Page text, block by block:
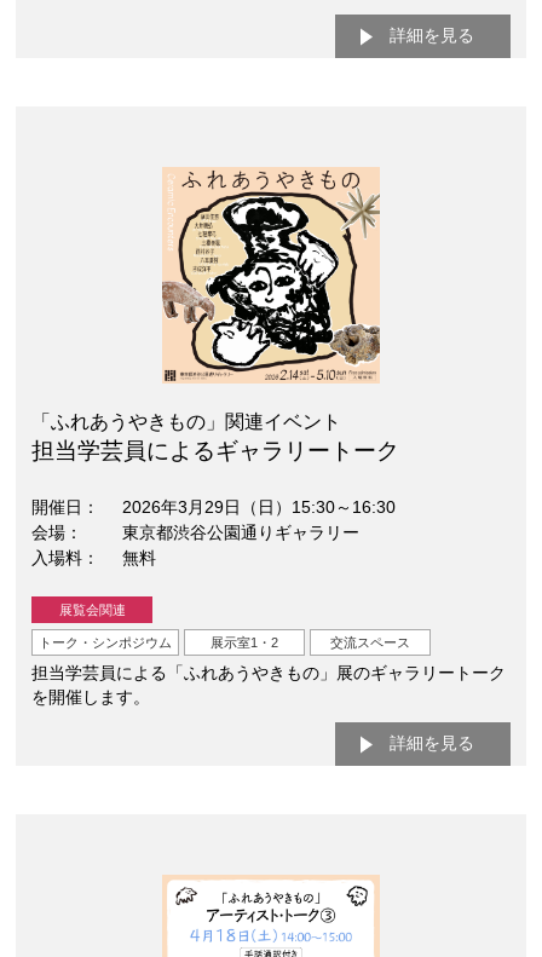
詳細を見る
「ふれあうやきもの」関連イベント
担当学芸員によるギャラリートーク
開催日
2026年3月29日（日）15:30～16:30
会場
東京都渋谷公園通りギャラリー
入場料
無料
展覧会関連
トーク・シンポジウム 展示室1・2 交流スペース
担当学芸員による「ふれあうやきもの」展のギャラリートーク
を開催します。
詳細を見る